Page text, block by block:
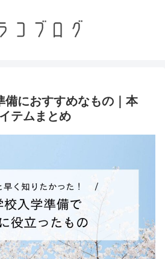
備におすすめなもの｜本
テムまとめ